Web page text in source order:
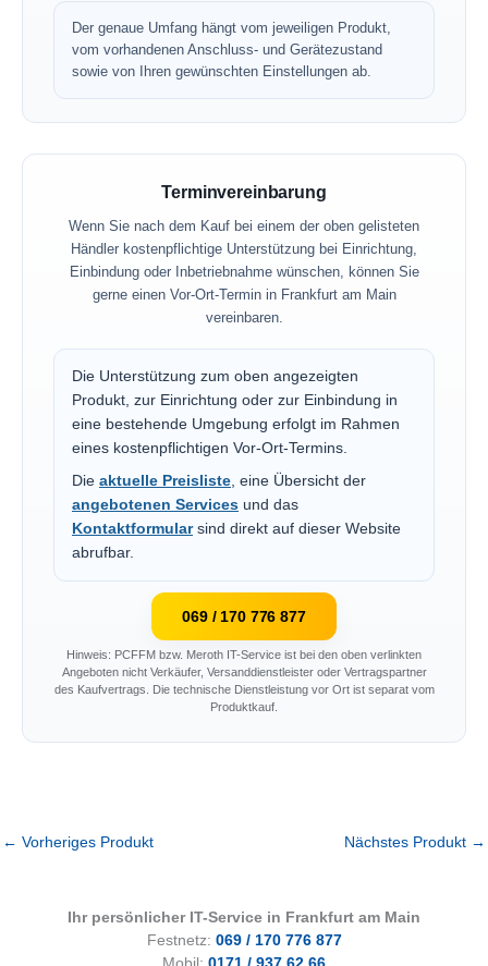
Der genaue Umfang hängt vom jeweiligen Produkt,
vom vorhandenen Anschluss- und Gerätezustand
sowie von Ihren gewünschten Einstellungen ab.
Terminvereinbarung
Wenn Sie nach dem Kauf bei einem der oben gelisteten
Händler kostenpflichtige Unterstützung bei Einrichtung,
Einbindung oder Inbetriebnahme wünschen, können Sie
gerne einen Vor-Ort-Termin in Frankfurt am Main
vereinbaren.
Die Unterstützung zum oben angezeigten
Produkt, zur Einrichtung oder zur Einbindung in
eine bestehende Umgebung erfolgt im Rahmen
eines kostenpflichtigen Vor-Ort-Termins.
Die aktuelle Preisliste, eine Übersicht der
angebotenen Services und das
Kontaktformularsind direkt auf dieser Website
abrufbar.
069 / 170 776 877
Hinweis: PCFFM bzw. Meroth IT-Service ist bei den oben verlinkten
Angeboten nicht Verkäufer, Versanddienstleister oder Vertragspartner
des Kaufvertrags. Die technische Dienstleistung vor Ort ist separat vom
Produktkauf.
← Vorheriges Produkt Nächstes Produkt →
Ihr persönlicher IT-Service in Frankfurt am Main
Festnetz: 069 / 170 776 877